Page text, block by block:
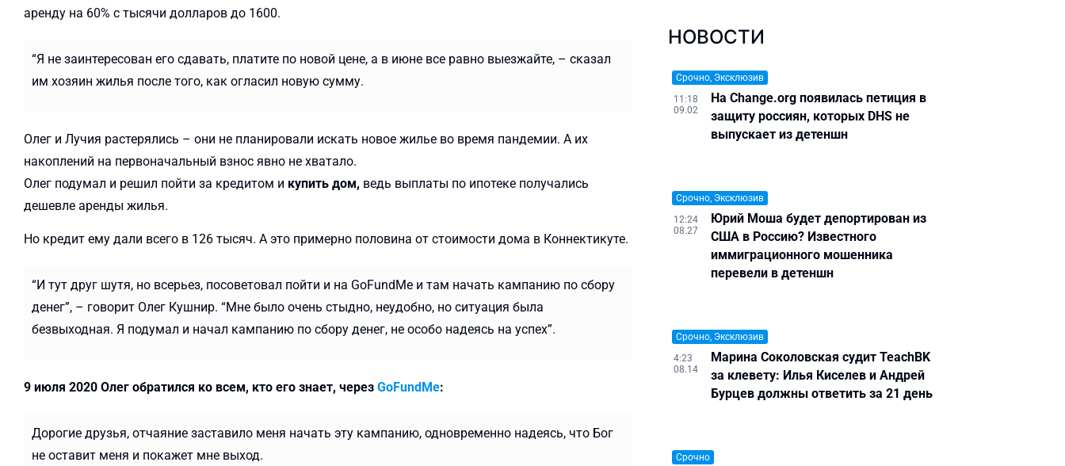
аренду на 60% с тысячи долларов до 1600.
“Я не заинтересован его сдавать, платите по новой цене, а в июне все равно выезжайте, – сказал
им хозяин жилья после того, как огласил новую сумму.
Олег и Лучия растерялись – они не планировали искать новое жилье во время пандемии. А их
накоплений на первоначальный взнос явно не хватало.
Олег подумал и решил пойти за кредитом и купить дом, ведь выплаты по ипотеке получались
дешевле аренды жилья.
Но кредит ему дали всего в 126 тысяч. А это примерно половина от стоимости дома в Коннектикуте.
“И тут друг шутя, но всерьез, посоветовал пойти и на GoFundMe и там начать кампанию по сбору
денег”, – говорит Олег Кушнир. “Мне было очень стыдно, неудобно, но ситуация была
безвыходная. Я подумал и начал кампанию по сбору денег, не особо надеясь на успех”.
9 июля 2020 Олег обратился ко всем, кто его знает, через GoFundMe:
Дорогие друзья, отчаяние заставило меня начать эту кампанию, одновременно надеясь, что Бог
не оставит меня и покажет мне выход.
НОВОСТИ
Срочно, Эксклюзив
11:18
09.02
На Change.org появилась петиция в
защиту россиян, которых DHS не
выпускает из детеншн
Срочно, Эксклюзив
12:24
08.27
Юрий Моша будет депортирован из
США в Россию? Известного
иммиграционного мошенника
перевели в детеншн
Срочно, Эксклюзив
4:23
08.14
Марина Соколовская судит TeachBK
за клевету: Илья Киселев и Андрей
Бурцев должны ответить за 21 день
Срочно